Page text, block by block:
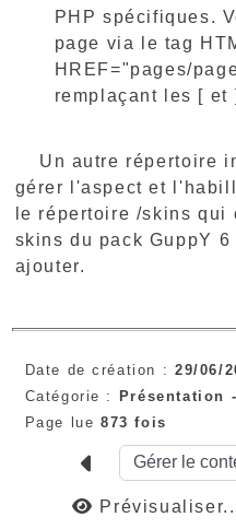
PHP spécifiques.
page via le tag
HREF="pages/
remplaçant les [
Un autre répertoire
gérer l'aspect et
le répertoire /skins
skins du pack GuppY
ajouter.
Date de création : 29/06/
Catégorie : Présentation -
Page lue 873 fois